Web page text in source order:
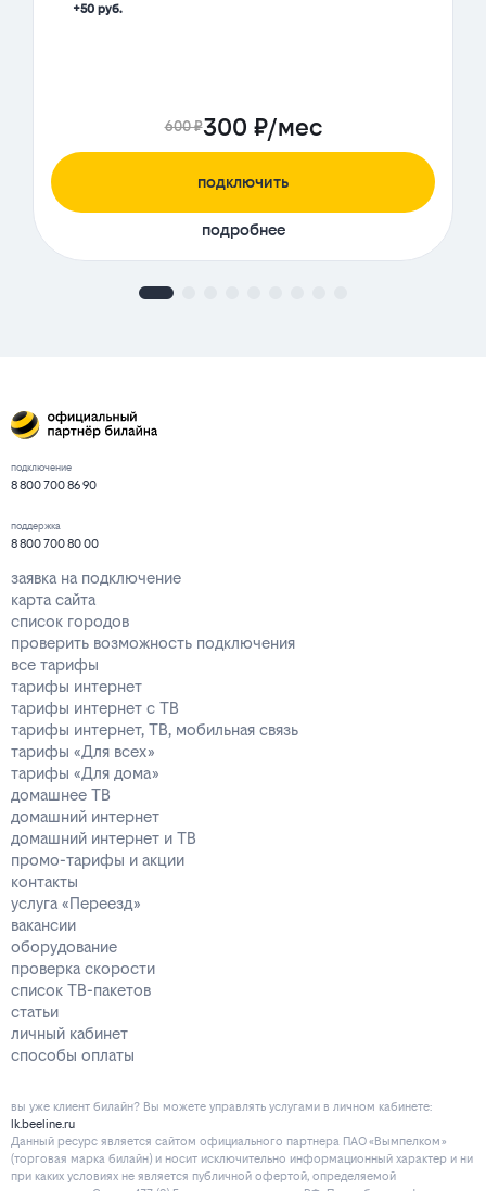
+50 руб.
600 ₽300 ₽/мес
подключить
подробнее
подключение
8 800 700 86 90
поддержка
8 800 700 80 00
заявка на подключение
карта сайта
список городов
проверить возможность подключения
все тарифы
тарифы интернет
тарифы интернет с ТВ
тарифы интернет, ТВ, мобильная связь
тарифы «Для всех»
тарифы «Для дома»
домашнее ТВ
домашний интернет
домашний интернет и ТВ
промо-тарифы и акции
контакты
услуга «Переезд»
вакансии
оборудование
проверка скорости
список ТВ-пакетов
статьи
личный кабинет
способы оплаты
вы уже клиент билайн? Вы можете управлять услугами в личнoм кaбинeтe:
lk.beeline.ru
Данный ресурс является сайтом официального партнера ПАО «Вымпелком»
(торговая марка билайн) и носит исключительно информационный характер и ни
при каких условиях не является публичной офертой, определяемой